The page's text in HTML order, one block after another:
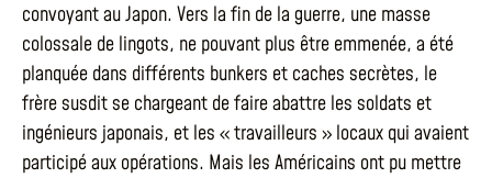
convoyant au Japon. Vers la fin de la guerre, une masse
colossale de lingots, ne pouvant plus être emmenée, a été
planquée dans différents bunkers et caches secrètes, le
frère susdit se chargeant de faire abattre les soldats et
ingénieurs japonais, et les « travailleurs » locaux qui avaient
participé aux opérations. Mais les Américains ont pu mettre